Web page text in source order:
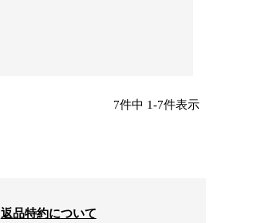
7件中 1-7件表示
返品特約について